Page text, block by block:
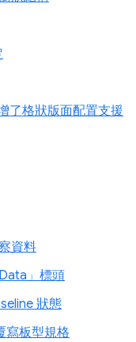
了格狀版面配置支援
資料
」標頭
狀態
寫板型規格